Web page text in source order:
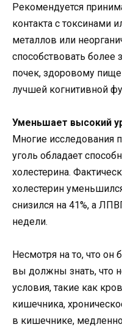
Рекомендуется
контакта с токсинами
металлов или
способствовать
почек, здоровому
лучшей когнитивной
Уменьшает высокий
Многие исследования
уголь обладает
холестерина.
холестерин
снизился на 41%, а
недели.
Несмотря на то, что он
вы должны знать, что
условия, такие как
кишечника,
в кишечнике,